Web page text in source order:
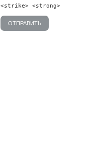
<strike> <strong>